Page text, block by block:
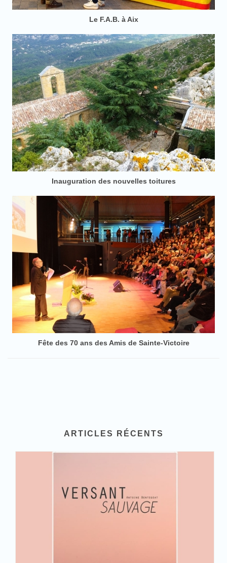
Le F.A.B. à Aix
Inauguration des nouvelles toitures
Fête des 70 ans des Amis de Sainte-Victoire
ARTICLES RÉCENTS